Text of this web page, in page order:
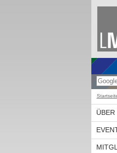
ÜBER